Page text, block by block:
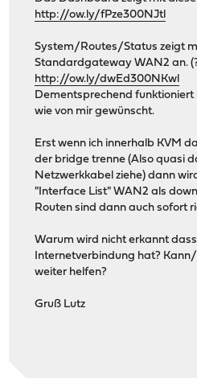
http://ow.ly/fPze300NJtl
System/Routes/Status zeigt
Standardgateway WAN2 an.
http://ow.ly/dwEd300NKwl
Dementsprechend funktioniert
wie von mir gewünscht.
Erst wenn ich innerhalb KVM
der bridge trenne (Also quasi
Netzwerkkabel ziehe) dann
"Interface List" WAN2 als
Routen sind dann auch sofort
Warum wird nicht erkannt
Internetverbindung hat?
weiter helfen?
Gruß Lutz